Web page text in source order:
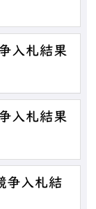
入札結果
入札結果
争入札結